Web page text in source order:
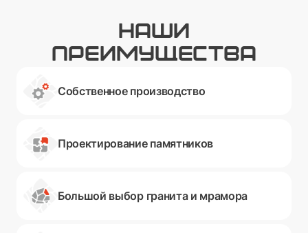
НАШИ
ПРЕИМУЩЕСТВА
Собственное производство
Проектирование памятников
Большой выбор гранита и мрамора